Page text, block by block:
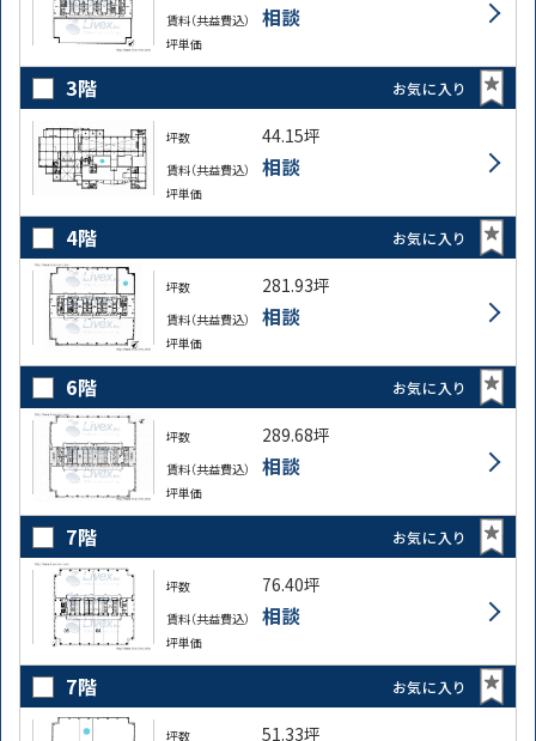
賃料（共益費込） 相談
坪単価
3階 お気に入り
坪数 44.15坪
賃料（共益費込） 相談
坪単価
4階 お気に入り
坪数 281.93坪
賃料（共益費込） 相談
坪単価
6階 お気に入り
坪数 289.68坪
賃料（共益費込） 相談
坪単価
7階 お気に入り
坪数 76.40坪
賃料（共益費込） 相談
坪単価
7階 お気に入り
坪数 51.33坪